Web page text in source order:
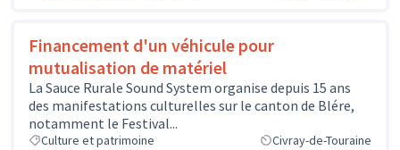
Financement d'un véhicule pour
mutualisation de matériel
La Sauce Rurale Sound System organise depuis 15 ans
des manifestations culturelles sur le canton de Blére,
notamment le Festival...
Culture et patrimoine Civray-de-Touraine